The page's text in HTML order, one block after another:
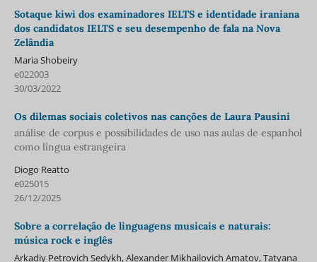
Sotaque kiwi dos examinadores IELTS e identidade iraniana
dos candidatos IELTS e seu desempenho de fala na Nova
Zelândia
Maria Shobeiry
e022003
30/03/2022
Os dilemas sociais coletivos nas canções de Laura Pausini
análise de corpus e possibilidades de uso nas aulas de espanhol
como língua estrangeira
Diogo Reatto
e025015
26/12/2025
Sobre a correlação de linguagens musicais e naturais:
música rock e inglês
Arkadiy Petrovich Sedykh, Alexander Mikhailovich Amatov, Tatyana